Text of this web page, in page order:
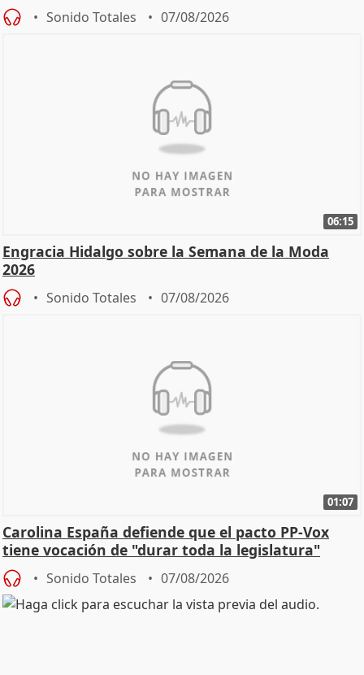
Sonido Totales 07/08/2026
06:15
Engracia Hidalgo sobre la Semana de la Moda
2026
Sonido Totales 07/08/2026
01:07
Carolina España defiende que el pacto PP-Vox
tiene vocación de "durar toda la legislatura"
Sonido Totales 07/08/2026